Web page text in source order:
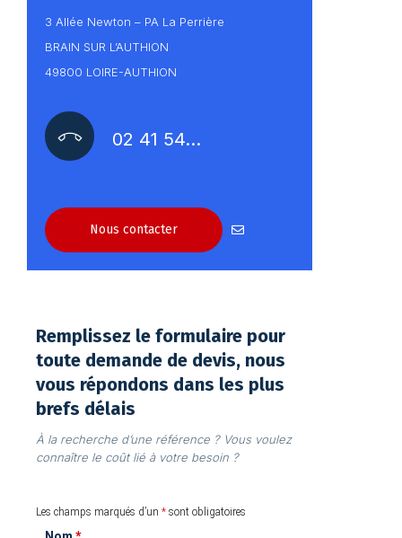
3 Allée Newton – PA La Perrière
BRAIN SUR L’AUTHION
49800 LOIRE-AUTHION
02 41 54…
Nous contacter
Remplissez le formulaire pour
toute demande de devis, nous
vous répondons dans les plus
brefs délais
À la recherche d’une référence ? Vous voulez
connaître le coût lié à votre besoin ?
Les champs marqués d’un * sont obligatoires